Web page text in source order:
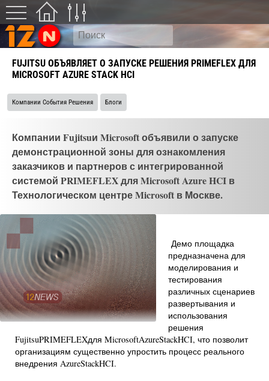
FUJITSU ОБЪЯВЛЯЕТ О ЗАПУСКЕ РЕШЕНИЯ PRIMEFLEX ДЛЯ
MICROSOFT AZURE STACK HCI
Компании События Решения Блоги
Компании Fujitsuи Microsoft объявили о запуске
демонстрационной зоны для ознакомления
заказчиков и партнеров с интегрированной
системой PRIMEFLEX для Microsoft Azure HCI в
Технологическом центре Microsoft в Москве.
Демо площадка
предназначена для
моделирования и
тестирования
различных сценариев
развертывания и
использования
решения
FujitsuPRIMEFLEXдля MicrosoftAzureStackHCI, что позволит
организациям существенно упростить процесс реального
внедрения AzureStackHCI.